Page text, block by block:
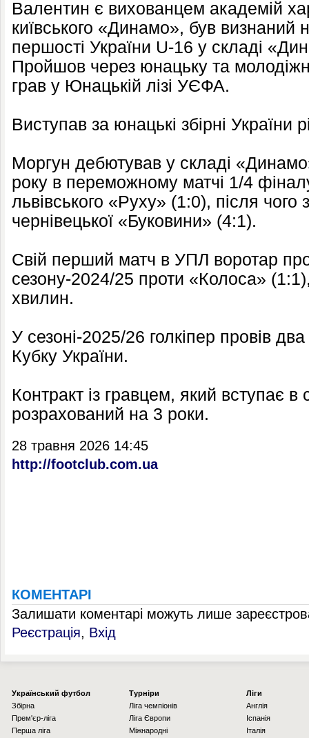
Валентин є вихованцем академій
київського «Динамо», був визнаний
першості України U-16 у складі
Пройшов через юнацьку та
грав у Юнацькій лізі УЄФА.
Виступав за юнацькі збірні України
Моргун дебютував у складі
року в переможному матчі 1/4
львівського «Руху» (1:0), після чого
чернівецької «Буковини» (4:1).
Свій перший матч в УПЛ воротар
сезону-2024/25 проти «Колоса» (1:1),
хвилин.
У сезоні-2025/26 голкіпер провів
Кубку України.
Контракт із гравцем, який вступає
розрахований на 3 роки.
28 травня 2026 14:45
http://footclub.com.ua
КОМЕНТАРІ
Залишати коментарі можуть лише
Реєстрація, Вхід
Українcький футбол
Збірна
Прем'єр-ліга
Перша ліга
Турніри
Ліга чемпіонів
Ліга Європи
Міжнародні
Ліги
Англія
Іспанія
Італія